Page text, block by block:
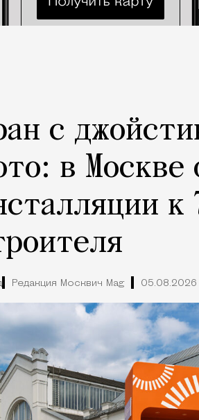
с
в Москве
к
Редакция Москвич Mag 05.08.2026